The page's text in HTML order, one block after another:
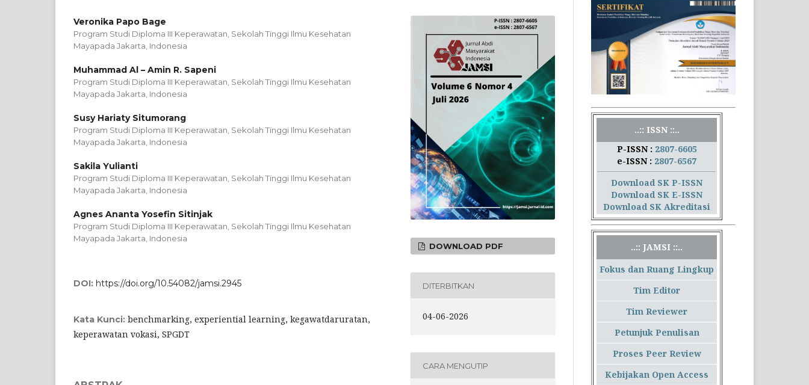
Veronika Papo Bage
Program Studi Diploma III Keperawatan, Sekolah Tinggi Ilmu Kesehatan
Mayapada Jakarta, Indonesia
Muhammad Al – Amin R. Sapeni
Program Studi Diploma III Keperawatan, Sekolah Tinggi Ilmu Kesehatan
Mayapada Jakarta, Indonesia
Susy Hariaty Situmorang
Program Studi Diploma III Keperawatan, Sekolah Tinggi Ilmu Kesehatan
Mayapada Jakarta, Indonesia
Sakila Yulianti
Program Studi Diploma III Keperawatan, Sekolah Tinggi Ilmu Kesehatan
Mayapada Jakarta, Indonesia
Agnes Ananta Yosefin Sitinjak
Program Studi Diploma III Keperawatan, Sekolah Tinggi Ilmu Kesehatan
Mayapada Jakarta, Indonesia
DOI: https://doi.org/10.54082/jamsi.2945
Kata Kunci: benchmarking, experiential learning, kegawatdaruratan,
keperawatan vokasi, SPGDT
DOWNLOAD PDF
DITERBITKAN
04-06-2026
CARA MENGUTIP
..:: ISSN ::..
P-ISSN : 2807-6605
e-ISSN : 2807-6567
Download SK P-ISSN
Download SK E-ISSN
Download SK Akreditasi
..:: JAMSI ::..
Fokus dan Ruang Lingkup
Tim Editor
Tim Reviewer
Petunjuk Penulisan
Proses Peer Review
Kebijakan Open Access